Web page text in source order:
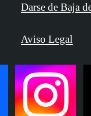
Darse de Baja
Aviso Legal